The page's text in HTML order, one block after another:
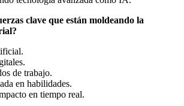
clave que están moldeando la
de trabajo.
en habilidades.
en tiempo real.